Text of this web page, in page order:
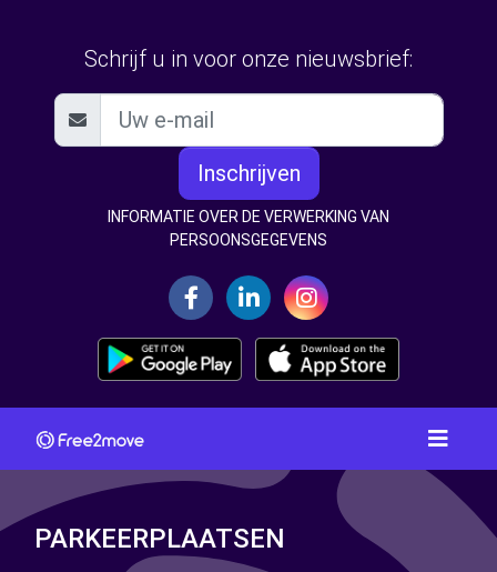
Schrijf u in voor onze nieuwsbrief:
Inschrijven
INFORMATIE OVER DE VERWERKING VAN
PERSOONSGEGEVENS
PARKEERPLAATSEN